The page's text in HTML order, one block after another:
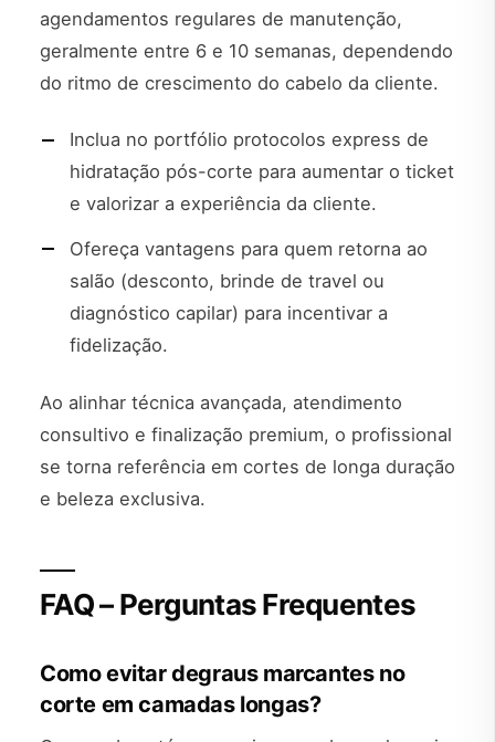
agendamentos regulares de manutenção,
geralmente entre 6 e 10 semanas, dependendo
do ritmo de crescimento do cabelo da cliente.
Inclua no portfólio protocolos express de
hidratação pós-corte para aumentar o ticket
e valorizar a experiência da cliente.
Ofereça vantagens para quem retorna ao
salão (desconto, brinde de travel ou
diagnóstico capilar) para incentivar a
fidelização.
Ao alinhar técnica avançada, atendimento
consultivo e finalização premium, o profissional
se torna referência em cortes de longa duração
e beleza exclusiva.
FAQ – Perguntas Frequentes
Como evitar degraus marcantes no
corte em camadas longas?